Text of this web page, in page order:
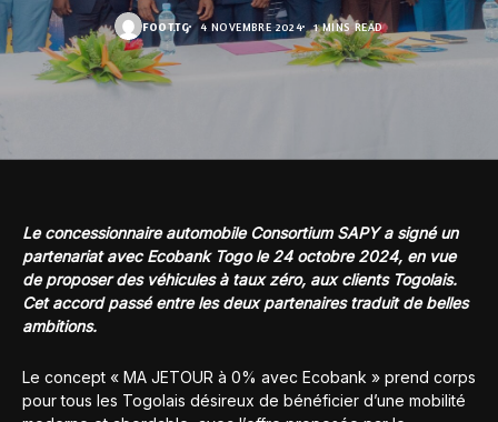
FOOT.TG 4 NOVEMBRE 2024 1 MINS READ
Le concessionnaire automobile Consortium SAPY a signé un
partenariat avec Ecobank Togo le 24 octobre 2024, en vue
de proposer des véhicules à taux zéro, aux clients Togolais.
Cet accord passé entre les deux partenaires traduit de belles
ambitions.
Le concept « MA JETOUR à 0% avec Ecobank » prend corps
pour tous les Togolais désireux de bénéficier d’une mobilité